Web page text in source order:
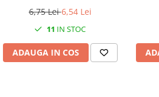
6,75 Lei6,54 Lei
11 IN STOC
ADAUGA IN COS